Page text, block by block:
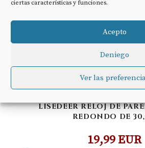
ciertas características y funciones.
Acepto
Deniego
Ver las
LISEDEER RELOJ DE
REDONDO DE
19,99 EUR